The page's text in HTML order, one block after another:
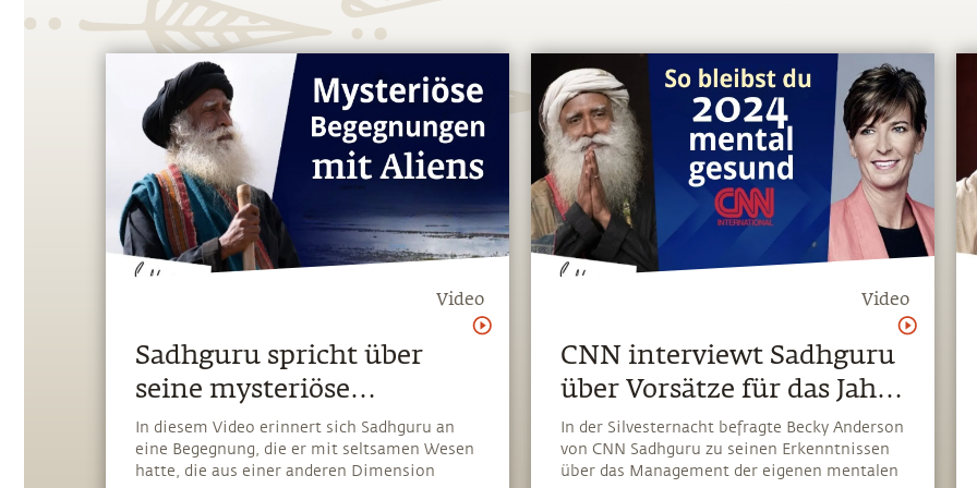
Video
Sadhguru spricht über
seine mysteriöse
Begegnung mit Aliens
In diesem Video erinnert sich Sadhguru an
eine Begegnung, die er mit seltsamen Wesen
hatte, die aus einer anderen Dimension
Video
CNN interviewt Sadhguru
über Vorsätze für das Jahr
2024
In der Silvesternacht befragte Becky Anderson
von CNN Sadhguru zu seinen Erkenntnissen
über das Management der eigenen mentalen